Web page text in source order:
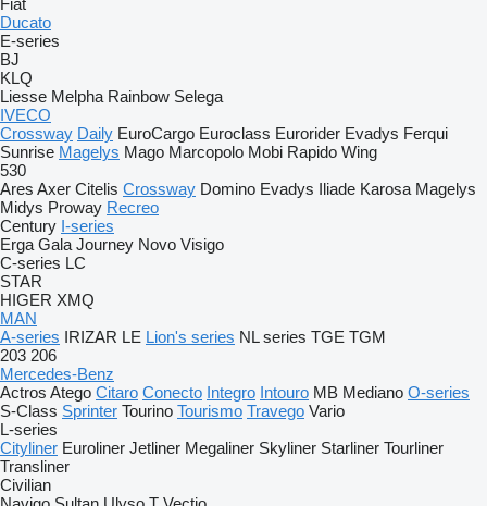
Fiat
Ducato
E-series
BJ
KLQ
Liesse Melpha Rainbow Selega
IVECO
Crossway Daily EuroCargo Euroclass Eurorider Evadys Ferqui
Sunrise Magelys Mago Marcopolo Mobi Rapido Wing
530
Ares Axer Citelis Crossway Domino Evadys Iliade Karosa Magelys
Midys Proway Recreo
Century I-series
Erga Gala Journey Novo Visigo
C-series LC
STAR
HIGER XMQ
MAN
A-series IRIZAR LE Lion's series NL series TGE TGM
203 206
Mercedes-Benz
Actros Atego Citaro Conecto Integro Intouro MB Mediano O-series
S-Class Sprinter Tourino Tourismo Travego Vario
L-series
Cityliner Euroliner Jetliner Megaliner Skyliner Starliner Tourliner
Transliner
Civilian